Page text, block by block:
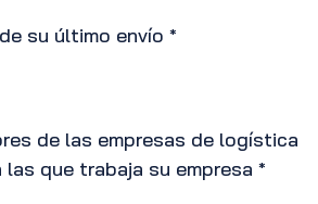
su último envío *
de las empresas de logística
que trabaja su empresa *